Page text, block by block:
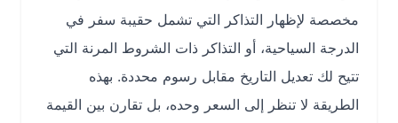
مخصصة لإظهار التذاكر التي تشمل حقيبة سفر في
الدرجة السياحية، أو التذاكر ذات الشروط المرنة التي
تتيح لك تعديل التاريخ مقابل رسوم محددة. بهذه
الطريقة لا تنظر إلى السعر وحده، بل تقارن بين القيمة